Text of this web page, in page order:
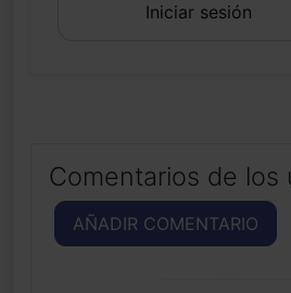
Iniciar sesión
Comentarios de los
AÑADIR COMENTARIO